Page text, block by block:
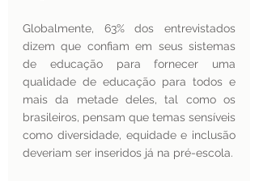
Globalmente, 63% dos entrevistados
dizem que confiam em seus sistemas
de educação para fornecer uma
qualidade de educação para todos e
mais da metade deles, tal como os
brasileiros, pensam que temas sensíveis
como diversidade, equidade e inclusão
deveriam ser inseridos já na pré-escola.